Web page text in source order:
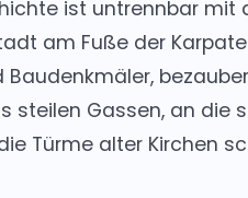
ist untrennbar mit
am Fuße der
Gassen, an die
Türme alter Kirchen